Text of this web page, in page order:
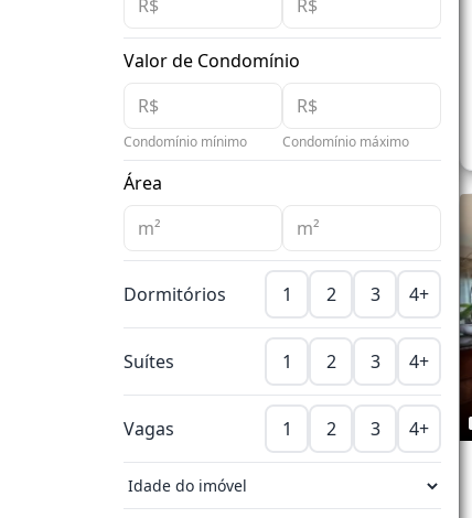
Valor de Condomínio
Condomínio mínimo Condomínio máximo
Área
Dormitórios 1 2 3 4+
Suítes 1 2 3 4+
Vagas 1 2 3 4+